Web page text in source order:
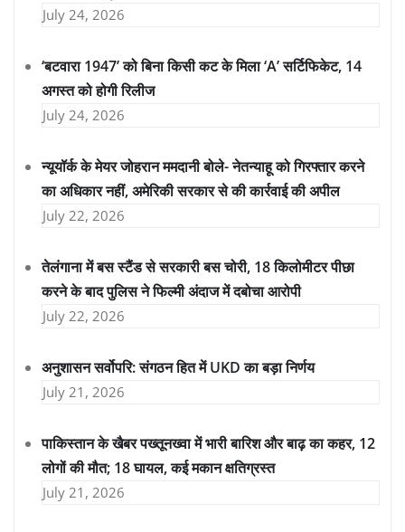
July 24, 2026
‘बटवारा 1947’ को बिना किसी कट के मिला ‘A’ सर्टिफिकेट, 14
अगस्त को होगी रिलीज
July 24, 2026
न्यूयॉर्क के मेयर जोहरान ममदानी बोले- नेतन्याहू को गिरफ्तार करने
का अधिकार नहीं, अमेरिकी सरकार से की कार्रवाई की अपील
July 22, 2026
तेलंगाना में बस स्टैंड से सरकारी बस चोरी, 18 किलोमीटर पीछा
करने के बाद पुलिस ने फिल्मी अंदाज में दबोचा आरोपी
July 22, 2026
अनुशासन सर्वोपरि: संगठन हित में UKD का बड़ा निर्णय
July 21, 2026
पाकिस्तान के खैबर पख्तूनख्वा में भारी बारिश और बाढ़ का कहर, 12
लोगों की मौत; 18 घायल, कई मकान क्षतिग्रस्त
July 21, 2026